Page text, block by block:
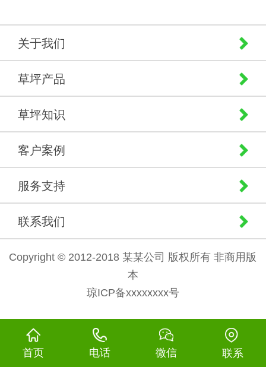
关于我们
草坪产品
草坪知识
客户案例
服务支持
联系我们
Copyright © 2012-2018 某某公司 版权所有 非商用版
本
琼ICP备xxxxxxxx号
首页 电话 微信 联系